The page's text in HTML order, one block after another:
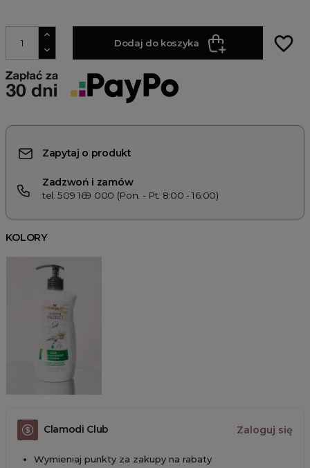
Dodaj do koszyka favorite_border
Zapytaj o produkt
Zadzwoń i zamów
tel. 509 169 000 (Pon. - Pt. 8:00 - 16:00)
KOLORY
Clamodi Club Zaloguj się
Wymieniaj punkty za zakupy na rabaty